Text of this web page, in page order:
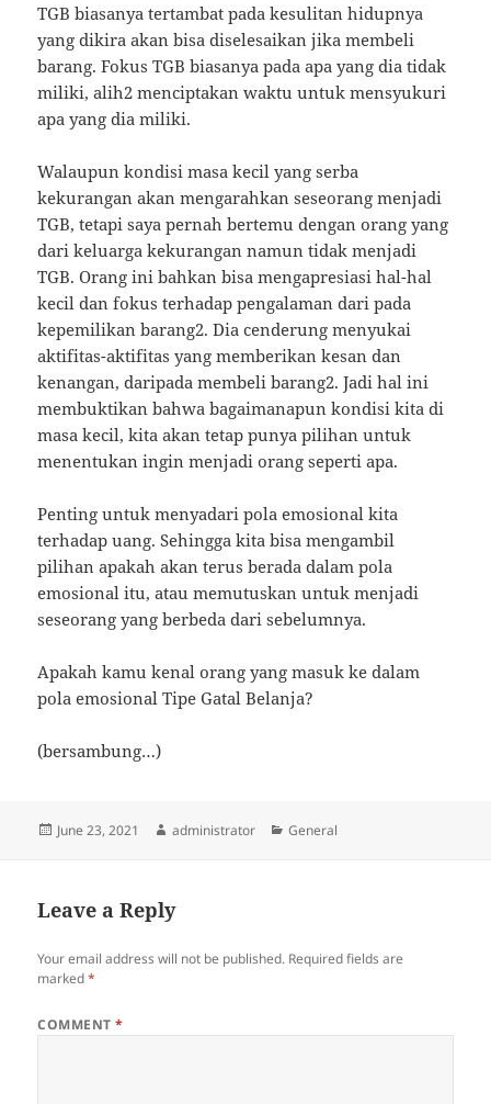
TGB biasanya tertambat pada kesulitan hidupnya
yang dikira akan bisa diselesaikan jika membeli
barang. Fokus TGB biasanya pada apa yang dia tidak
miliki, alih2 menciptakan waktu untuk mensyukuri
apa yang dia miliki.
Walaupun kondisi masa kecil yang serba
kekurangan akan mengarahkan seseorang menjadi
TGB, tetapi saya pernah bertemu dengan orang yang
dari keluarga kekurangan namun tidak menjadi
TGB. Orang ini bahkan bisa mengapresiasi hal-hal
kecil dan fokus terhadap pengalaman dari pada
kepemilikan barang2. Dia cenderung menyukai
aktifitas-aktifitas yang memberikan kesan dan
kenangan, daripada membeli barang2. Jadi hal ini
membuktikan bahwa bagaimanapun kondisi kita di
masa kecil, kita akan tetap punya pilihan untuk
menentukan ingin menjadi orang seperti apa.
Penting untuk menyadari pola emosional kita
terhadap uang. Sehingga kita bisa mengambil
pilihan apakah akan terus berada dalam pola
emosional itu, atau memutuskan untuk menjadi
seseorang yang berbeda dari sebelumnya.
Apakah kamu kenal orang yang masuk ke dalam
pola emosional Tipe Gatal Belanja?
(bersambung…)
Posted
June 23, 2021 Author
administrator Categories
General
Leave a Reply
Your email address will not be published. Required fields are
marked*
COMMENT*